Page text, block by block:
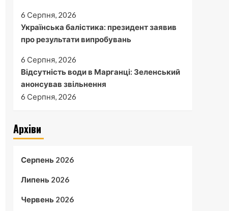
6 Серпня, 2026
Українська балістика: президент заявив
про результати випробувань
6 Серпня, 2026
Відсутність води в Марганці: Зеленський
анонсував звільнення
6 Серпня, 2026
Архіви
Серпень 2026
Липень 2026
Червень 2026